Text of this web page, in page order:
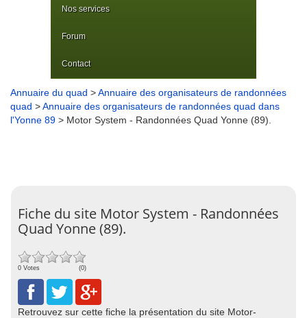
Nos services
Forum
Contact
Annuaire du quad >Annuaire des organisateurs de randonnées
quad >Annuaire des organisateurs de randonnées quad dans
l'Yonne 89 > Motor System - Randonnées Quad Yonne (89).
Fiche du site Motor System - Randonnées
Quad Yonne (89).
0 Votes (0)
Retrouvez sur cette fiche la présentation du site Motor-